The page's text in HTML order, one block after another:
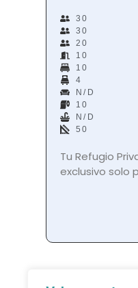
30
30
20
10
10
4
N/D
10
N/D
50
Tu Refugio
exclusivo solo